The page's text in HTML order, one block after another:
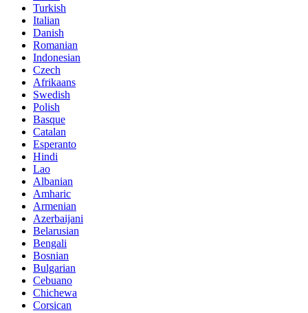
Turkish
Italian
Danish
Romanian
Indonesian
Czech
Afrikaans
Swedish
Polish
Basque
Catalan
Esperanto
Hindi
Lao
Albanian
Amharic
Armenian
Azerbaijani
Belarusian
Bengali
Bosnian
Bulgarian
Cebuano
Chichewa
Corsican